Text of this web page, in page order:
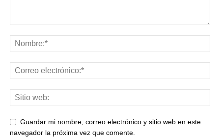
Guardar mi nombre, correo electrónico y sitio web en este
navegador la próxima vez que comente.